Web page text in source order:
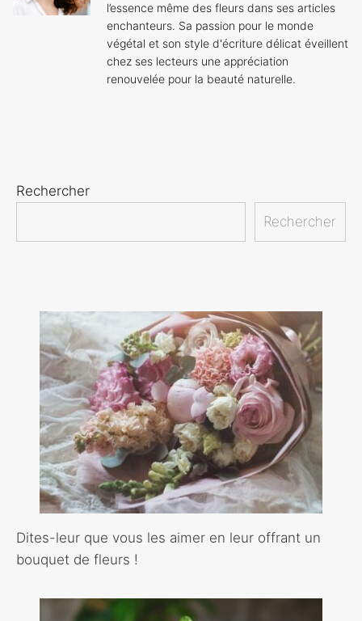
l’essence même des fleurs dans ses articles
enchanteurs. Sa passion pour le monde
végétal et son style d'écriture délicat éveillent
chez ses lecteurs une appréciation
renouvelée pour la beauté naturelle.
Rechercher
Rechercher
Dites-leur que vous les aimer en leur offrant un
bouquet de fleurs !